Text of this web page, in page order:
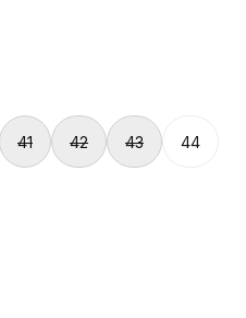
€ 54,98.
41 42 43 44